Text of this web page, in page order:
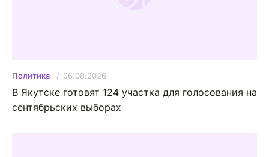
Политика 06.08.2026
В Якутске готовят 124 участка для голосования на
сентябрьских выборах